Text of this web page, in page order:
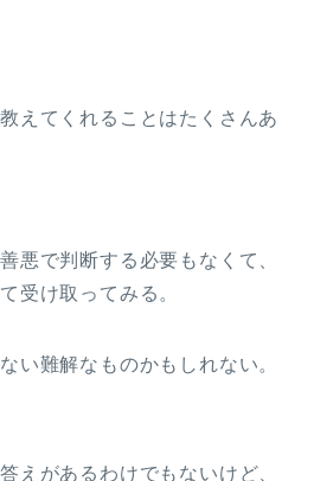
えてくれることはたくさんあ
悪で判断する必要もなくて、
受け取ってみる。
い難解なものかもしれない。
えがあるわけでもないけど、